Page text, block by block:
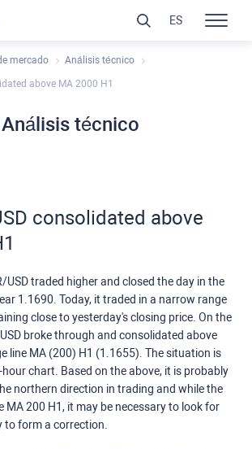
mercado Análisis técnico
above MA 2000 H1
Análisis técnico
consolidated above
USD traded higher and closed the day in the
1.1690. Today, it traded in a narrow range
close to yesterday's closing price. On the
broke through and consolidated above
line MA (200) H1 (1.1655). The situation is
chart. Based on the above, it is probably
northern direction in trading and while the
MA 200 H1, it may be necessary to look for
form a correction.
ES